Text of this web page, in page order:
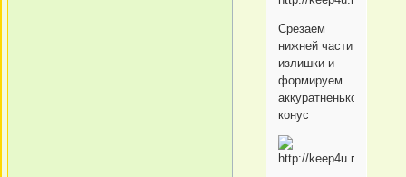
Срезаем
нижней части
излишки и
формируем
аккуратненько
конус